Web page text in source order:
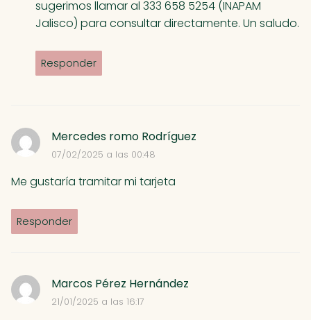
sugerimos llamar al 333 658 5254 (INAPAM
Jalisco) para consultar directamente. Un saludo.
Responder
Mercedes romo Rodríguez
07/02/2025 a las 00:48
Me gustaría tramitar mi tarjeta
Responder
Marcos Pérez Hernández
21/01/2025 a las 16:17